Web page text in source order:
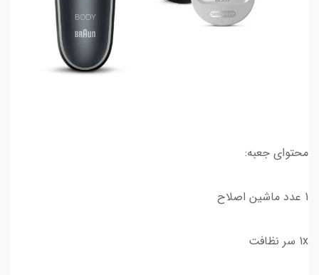
محتوای جعبه:
1 عدد ماشین اصلاح
1x سر نظافت